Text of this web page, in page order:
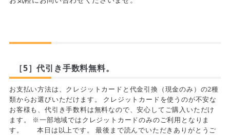
［5］代引き手数料無料。
お支払い方法は、クレジットカードと代金引換（現金のみ）の2種
類からお選びいただけます。 クレジットカードを使うのが不安な
お客様も、代引き手数料は無料なので、安心してご購入いただけ
ます。 ※一部地域ではクレジットカードのみのご利用となりま
す。 本日は以上です。 最後まで読んでいただきありがとうご